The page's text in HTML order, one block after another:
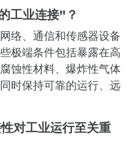
工业连接"？
络、通信和传感器设备
极端条件包括暴露在高
蚀性材料、爆炸性气体
时保持可靠的运行、远
对工业运行至关重